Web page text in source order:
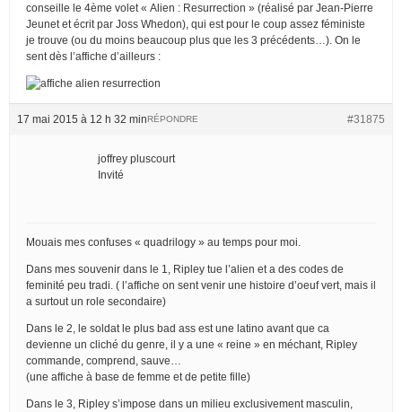
conseille le 4ème volet « Alien : Resurrection » (réalisé par Jean-Pierre
Jeunet et écrit par Joss Whedon), qui est pour le coup assez féministe
je trouve (ou du moins beaucoup plus que les 3 précédents…). On le
sent dès l’affiche d’ailleurs :
17 mai 2015 à 12 h 32 min #31875
RÉPONDRE
joffrey pluscourt
Invité
Mouais mes confuses « quadrilogy » au temps pour moi.
Dans mes souvenir dans le 1, Ripley tue l’alien et a des codes de
feminité peu tradi. ( l’affiche on sent venir une histoire d’oeuf vert, mais il
a surtout un role secondaire)
Dans le 2, le soldat le plus bad ass est une latino avant que ca
devienne un cliché du genre, il y a une « reine » en méchant, Ripley
commande, comprend, sauve…
(une affiche à base de femme et de petite fille)
Dans le 3, Ripley s’impose dans un milieu exclusivement masculin,